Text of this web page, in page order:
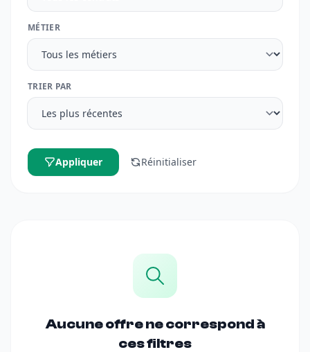
MÉTIER
TRIER PAR
Appliquer Réinitialiser
Aucune offre ne correspond à
ces filtres